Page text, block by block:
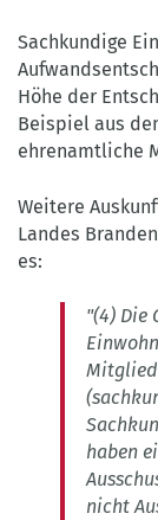
Sachkundige
Höhe der
Beispiel aus
ehrenamtliche
Weitere
Landes
es:
"(4) Die
haben
nicht